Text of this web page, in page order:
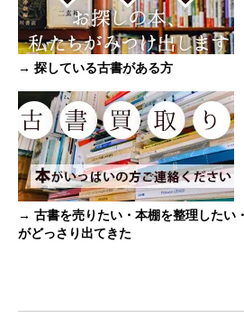
→ 探している古書がある方
→ 古書を売りたい・本棚を整理したい
がどっさり出てきた